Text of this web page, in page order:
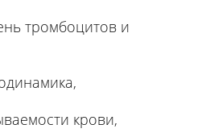
тромбоцитов и
крови,